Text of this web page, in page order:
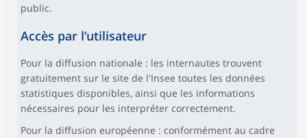
public.
Accès par l’utilisateur
Pour la diffusion nationale : les internautes trouvent
gratuitement sur le site de l'Insee toutes les données
statistiques disponibles, ainsi que les informations
nécessaires pour les interpréter correctement.
Pour la diffusion européenne : conformément au cadre